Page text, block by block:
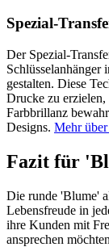
Spezial-
Der Spezial-
gestalten. Diese
Drucke zu
Farbbrillanz
Designs. Mehr
Fazit für
Die runde 'Blume'
Lebensfreude in
ihre Kunden mit
ansprechen